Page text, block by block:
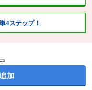
4ステップ！
加